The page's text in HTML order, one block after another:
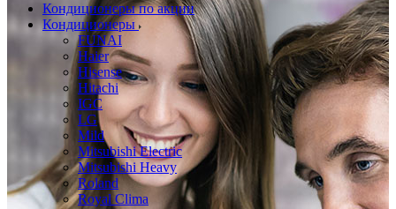
Кондиционеры по акции
Кондиционеры
FUNAI
Haier
Hisense
Hitachi
IGC
LG
Mild
Mitsubishi Electric
Mitsubishi Heavy
Roland
Royal Clima